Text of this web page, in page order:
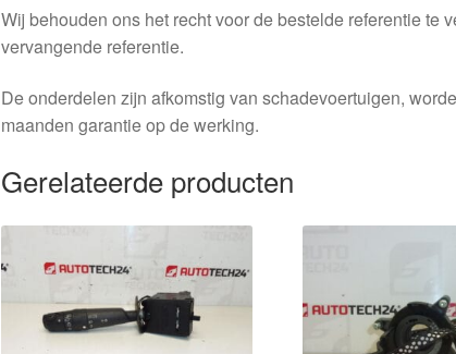
Wij behouden ons het recht voor de bestelde referentie te
vervangende referentie.
De onderdelen zijn afkomstig van schadevoertuigen,
maanden garantie op de werking.
Gerelateerde producten